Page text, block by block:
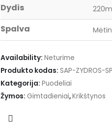
Dydis
Spalva
Availability: Neturime
Produkto kodas: SAP-ZYDROS-
Kategorija: Puodeliai
Žymos: Gimtadieniai,Krikštynos